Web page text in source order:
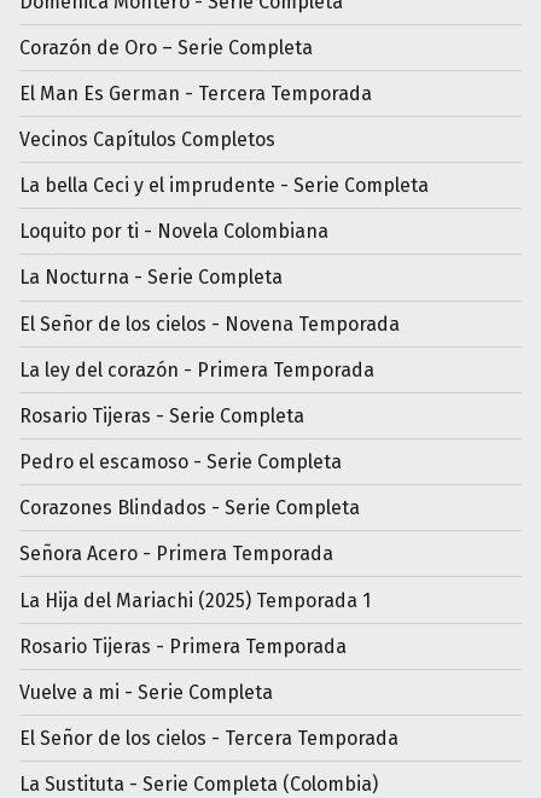
Corazón de Oro – Serie Completa
El Man Es German - Tercera Temporada
Vecinos Capítulos Completos
La bella Ceci y el imprudente - Serie Completa
Loquito por ti - Novela Colombiana
La Nocturna - Serie Completa
El Señor de los cielos - Novena Temporada
La ley del corazón - Primera Temporada
Rosario Tijeras - Serie Completa
Pedro el escamoso - Serie Completa
Corazones Blindados - Serie Completa
Señora Acero - Primera Temporada
La Hija del Mariachi (2025) Temporada 1
Rosario Tijeras - Primera Temporada
Vuelve a mi - Serie Completa
El Señor de los cielos - Tercera Temporada
La Sustituta - Serie Completa (Colombia)